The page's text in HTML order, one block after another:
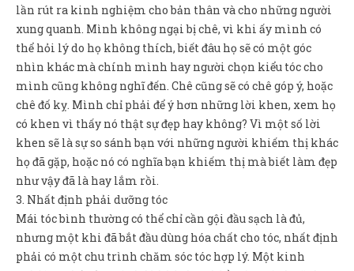
lần rút ra kinh nghiệm cho bản thân và cho những người
xung quanh. Mình không ngại bị chê, vì khi ấy mình có
thể hỏi lý do họ không thích, biết đâu họ sẽ có một góc
nhìn khác mà chính mình hay người chọn kiểu tóc cho
mình cũng không nghĩ đến. Chê cũng sẽ có chê góp ý, hoặc
chê đố kỵ. Mình chỉ phải để ý hơn những lời khen, xem họ
có khen vì thấy nó thật sự đẹp hay không? Vì một số lời
khen sẽ là sự so sánh bạn với những người khiếm thị khác
họ đã gặp, hoặc nó có nghĩa bạn khiếm thị mà biết làm đẹp
như vậy đã là hay lắm rồi.
3. Nhất định phải dưỡng tóc
Mái tóc bình thường có thể chỉ cần gội đầu sạch là đủ,
nhưng một khi đã bắt đầu dùng hóa chất cho tóc, nhất định
phải có một chu trình chăm sóc tóc hợp lý. Một kinh